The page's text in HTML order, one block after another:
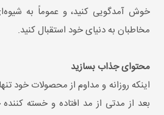
خوش آمدگویی کنید، و عموماً به
مخاطبان به دنیای خود استقبال کنید.
محتوای جذاب بسازید
اینکه روزانه و مداوم از محصولات خود
بعد از مدتی از مد افتاده و خسته